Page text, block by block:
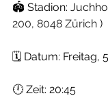
🏟 Stadion:
200, 8048 Zürich )
🗓 Datum: Freitag,
🕛 Zeit: 20:45